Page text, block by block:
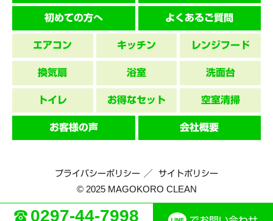
0297-44-7998
初めての方へ よくあるご質問
エアコン キッチン レンジフード
換気扇 浴室 洗面台
トイレ お得なセット 空室清掃
お客様の声 会社概要
プライバシーポリシー サイトポリシー
© 2025 MAGOKORO CLEAN